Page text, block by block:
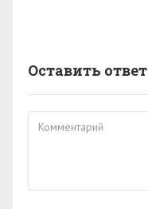
Оставить ответ